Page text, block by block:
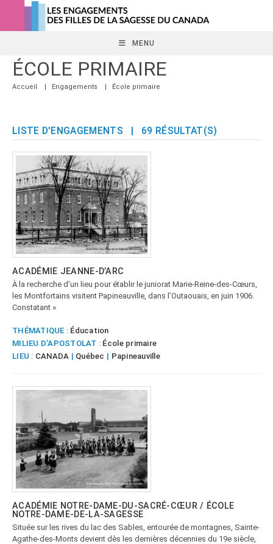
content
MENU
ÉCOLE PRIMAIRE
Accueil | Engagements | École primaire
LISTE D'ENGAGEMENTS | 69 RÉSULTAT(S)
ACADÉMIE JEANNE-D’ARC
À la recherche d’un lieu pour établir le juniorat Marie-Reine-des-Cœurs,
les Montfortains visitent Papineauville, dans l’Outaouais, en juin 1906.
Constatant »
THÉMATIQUE : Éducation
MILIEU D’APOSTOLAT : École primaire
LIEU : CANADA | Québec | Papineauville
ACADÉMIE NOTRE-DAME-DU-SACRÉ-CŒUR / ÉCOLE
NOTRE-DAME-DE-LA-SAGESSE
Située sur les rives du lac des Sables, entourée de montagnes, Sainte-
Agathe-des-Monts devient dès les dernières décennies du 19e siècle,